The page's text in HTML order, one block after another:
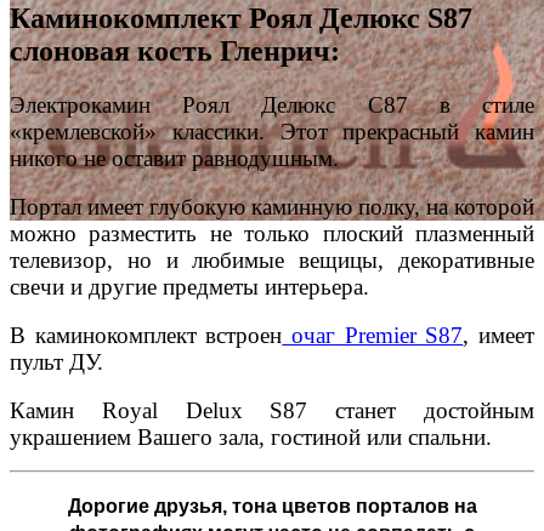
Каминокомплект Роял Делюкс S87
слоновая кость Гленрич:
Электрокамин Роял Делюкс С87 в стиле
«кремлевской» классики. Этот прекрасный камин
никого не оставит равнодушным.
Портал имеет глубокую каминную полку, на которой
можно разместить не только плоский плазменный
телевизор, но и любимые вещицы, декоративные
свечи и другие предметы интерьера.
В каминокомплект встроен очаг Premier S87, имеет
пульт ДУ.
Камин Royal Delux S87 станет достойным
украшением Вашего зала, гостиной или спальни.
Дорогие друзья,тона цветов порталов на